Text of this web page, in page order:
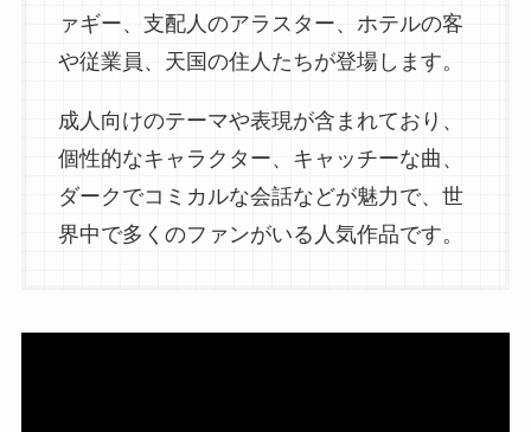
ァギー、支配人のアラスター、ホテルの客
や従業員、天国の住人たちが登場します。
成人向けのテーマや表現が含まれており、
個性的なキャラクター、キャッチーな曲、
ダークでコミカルな会話などが魅力で、世
界中で多くのファンがいる人気作品です。